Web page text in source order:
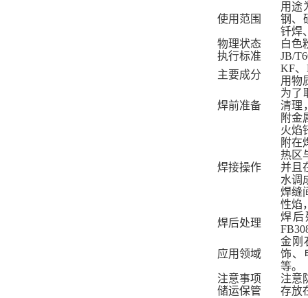
使用范围
用途
钢、
钎焊
物理状态
白色
执行标准
JB/
主要成分
KF
用物
焊前准备
为了
清理
附金
焊接操作
火焰
附在
热区
并且
水调
焊缝
性焰
焊后处理
焊后
应用领域
金刚
饰、
等。
注意事项
注意
储运保管
存放